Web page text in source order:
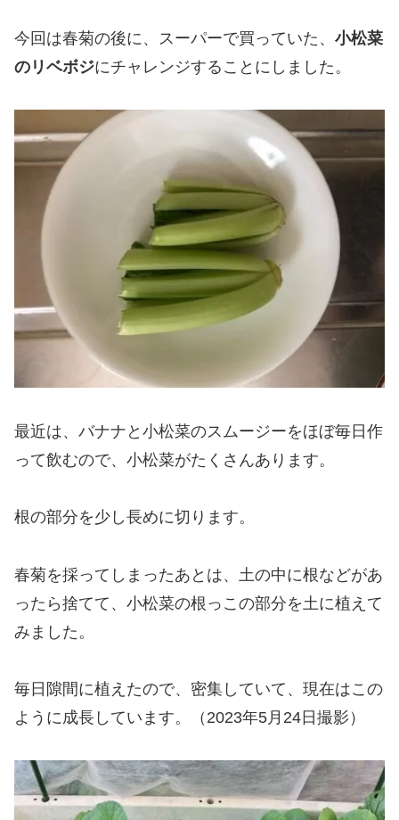
今回は春菊の後に、スーパーで買っていた、 小松菜
のリベボジにチャレンジすることにしました。
最近は、バナナと小松菜のスムージーをほぼ毎日作
って飲むので、小松菜がたくさんあります。
根の部分を少し長めに切ります。
春菊を採ってしまったあとは、土の中に根などがあ
ったら捨てて、小松菜の根っこの部分を土に植えて
みました。
毎日隙間に植えたので、密集していて、現在はこの
ように成長しています。（2023年5月24日撮影）